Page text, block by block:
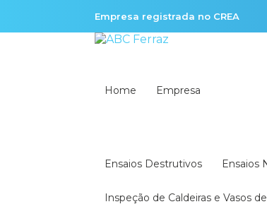
Empresa registrada no CREA
Home Empresa
Ensaios Destrutivos
Inspeção de Caldeiras e Vasos